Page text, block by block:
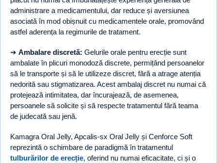
administrare a medicamentului, dar reduce și aversiunea
asociată în mod obișnuit cu medicamentele orale, promovând
astfel aderența la regimurile de tratament.
➔ Ambalare discretă: Gelurile orale pentru erecție sunt
ambalate în plicuri monodoză discrete, permițând persoanelor
să le transporte și să le utilizeze discret, fără a atrage atenția
nedorită sau stigmatizarea. Acest ambalaj discret nu numai că
protejează intimitatea, dar încurajează, de asemenea,
persoanele să solicite și să respecte tratamentul fără teama
de judecată sau jenă.
Kamagra Oral Jelly, Apcalis-sx Oral Jelly și Cenforce Soft
reprezintă o schimbare de paradigmă în tratamentul
tulburărilor de erecție, oferind nu numai eficacitate, ci și o